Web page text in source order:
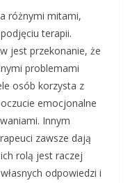
różnymi mitami,
terapii.
jest przekonanie, że
problemami
osób korzysta z
emocjonalne
Innym
zawsze dają
rolą jest raczej
odpowiedzi i